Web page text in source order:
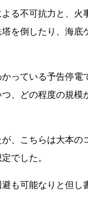
る不可抗力と、
を倒したり、海
っている予告停
、どの程度の規
、こちらは大本
でした。
も可能なりと但し